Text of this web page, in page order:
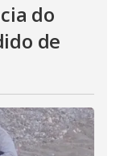
do
de